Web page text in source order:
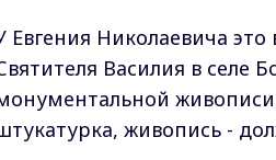
Евгения Николаевича
Василия в селе
живопись -